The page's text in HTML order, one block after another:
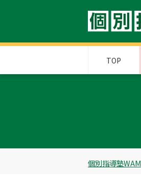
TOP
個別指導塾WAM